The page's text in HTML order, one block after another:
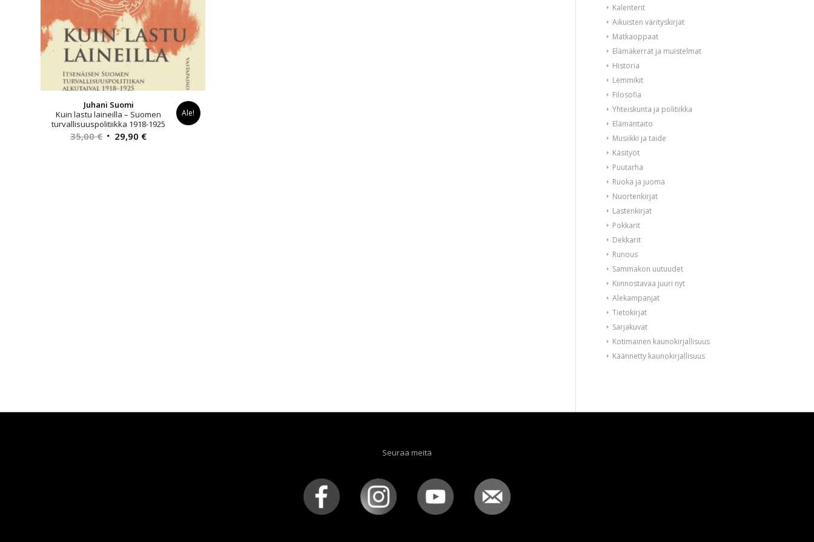
Juhani Suomi
Kuin lastu laineilla – Suomen
turvallisuuspolitiikka 1918-1925
35,00€ Alkuperäinen
29,90 €Nykyinen
Ale!
Kalenterit
Aikuisten värityskirjat
Matkaoppaat
Elämäkerrat ja muistelmat
Historia
Lemmikit
Filosofia
Yhteiskunta ja politiikka
Elämäntaito
Musiikki ja taide
Käsityöt
Puutarha
Ruoka ja juoma
Nuortenkirjat
Lastenkirjat
Pokkarit
Dekkarit
Runous
Sammakon uutuudet
Kiinnostavaa juuri nyt
Alekampanjat
Tietokirjat
Sarjakuvat
Kotimainen kaunokirjallisuus
Käännetty kaunokirjallisuus
Seuraa meitä